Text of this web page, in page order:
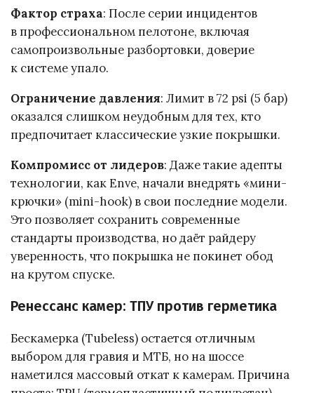
Фактор страха: После серии инцидентов
в профессиональном пелотоне, включая
самопроизвольные разбортовки, доверие
к системе упало.
Ограничение давления: Лимит в 72 psi (5 бар)
оказался слишком неудобным для тех, кто
предпочитает классические узкие покрышки.
Компромисс от лидеров: Даже такие адепты
технологии, как Enve, начали внедрять «мини-
крючки» (mini-hook) в свои последние модели.
Это позволяет сохранить современные
стандарты производства, но даёт райдеру
уверенность, что покрышка не покинет обод
на крутом спуске.
Ренессанс камер: ТПУ против герметика
Бескамерка (Tubeless) остается отличным
выбором для гравия и МТБ, но на шоссе
наметился массовый откат к камерам. Причина